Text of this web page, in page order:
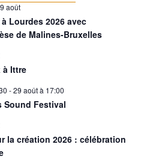
août
Lourdes 2026 avec
de Malines-Bruxelles
à Ittre
-29 août à 17:00
Sound Festival
la création 2026 : célébration